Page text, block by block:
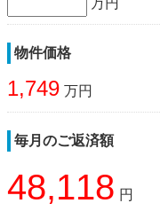
万円
物件価格
1,749 万円
毎月のご返済額
48,118 円